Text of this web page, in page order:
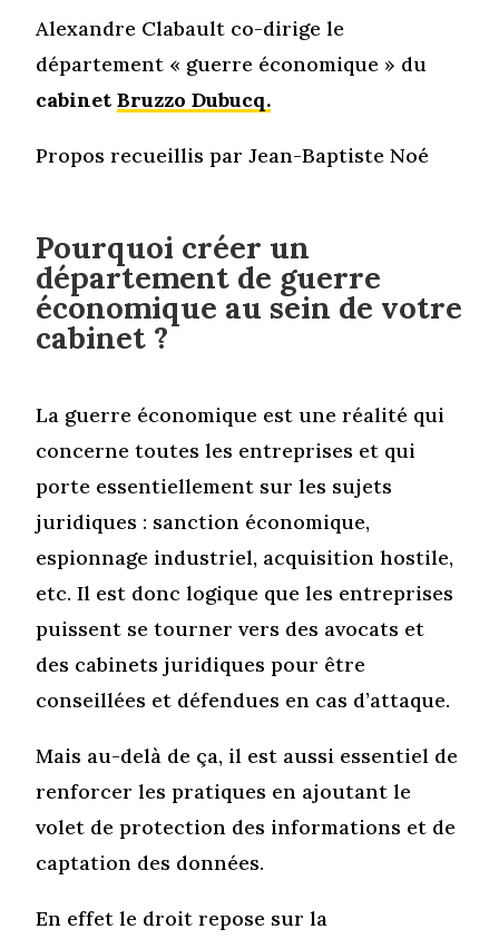
Alexandre Clabault co-dirige le
département « guerre économique » du
cabinetBruzzo Dubucq.
Propos recueillis par Jean-Baptiste Noé
Pourquoi créer un
département de guerre
économique au sein de votre
cabinet ?
La guerre économique est une réalité qui
concerne toutes les entreprises et qui
porte essentiellement sur les sujets
juridiques : sanction économique,
espionnage industriel, acquisition hostile,
etc. Il est donc logique que les entreprises
puissent se tourner vers des avocats et
des cabinets juridiques pour être
conseillées et défendues en cas d’attaque.
Mais au-delà de ça, il est aussi essentiel de
renforcer les pratiques en ajoutant le
volet de protection des informations et de
captation des données.
En effet le droit repose sur la